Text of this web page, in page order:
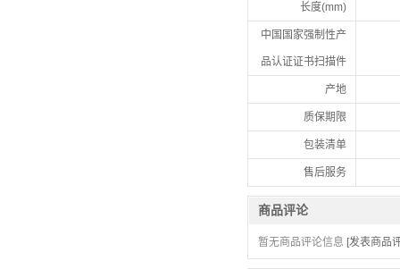
长度(mm)
中国国家强制性产
品认证证书扫描件
产地
质保期限
包装清单
售后服务
商品评论
暂无商品评论信息 [发表商品